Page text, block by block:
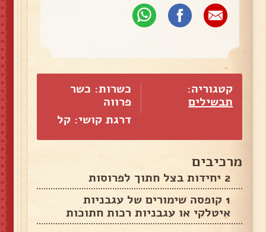
קטגוריה:
תבשילים
כשרות: כשר
פרווה
דרגת קושי: קל
מרכיבים
2 יחידות בצל חתוך לפרוסות
1 קופסה שימורים של עגבניות
איטלקי או עגבניות רכות חתוכות